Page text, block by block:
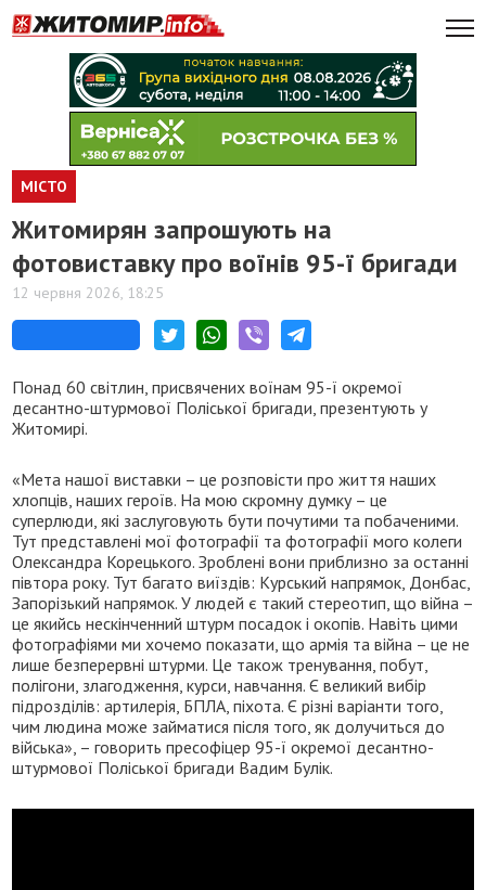
МІСТО
Житомирян запрошують на
фотовиставку про воїнів 95-ї бригади
12 червня 2026, 18:25
Понад 60 світлин, присвячених воїнам 95-ї окремої
десантно-штурмової Поліської бригади, презентують у
Житомирі.
«Мета нашої виставки – це розповісти про життя наших
хлопців, наших героїв. На мою скромну думку – це
суперлюди, які заслуговують бути почутими та побаченими.
Тут представлені мої фотографії та фотографії мого колеги
Олександра Корецького. Зроблені вони приблизно за останні
півтора року. Тут багато виїздів: Курський напрямок, Донбас,
Запорізький напрямок. У людей є такий стереотип, що війна –
це якийсь нескінченний штурм посадок і окопів. Навіть цими
фотографіями ми хочемо показати, що армія та війна – це не
лише безперервні штурми. Це також тренування, побут,
полігони, злагодження, курси, навчання. Є великий вибір
підрозділів: артилерія, БПЛА, піхота. Є різні варіанти того,
чим людина може займатися після того, як долучиться до
війська», – говорить пресофіцер 95-ї окремої десантно-
штурмової Поліської бригади Вадим Булік.